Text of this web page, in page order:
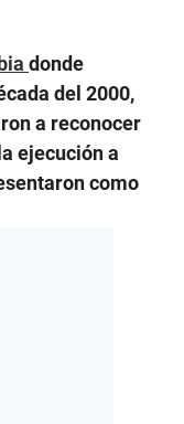
donde
del 2000,
a reconocer
ejecución a
como